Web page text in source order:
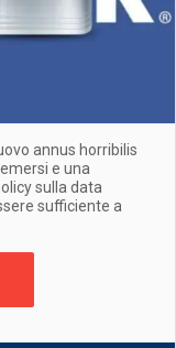
annus horribilis
e una
sulla data
sufficiente a